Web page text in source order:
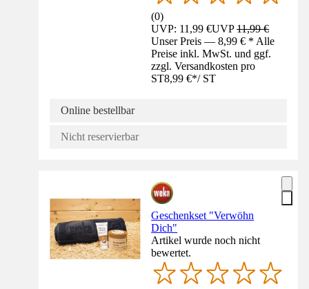
(0)
UVP: 11,99 €UVP11,99 €
Unser Preis — 8,99 € * Alle
Preise inkl. MwSt. und ggf.
zzgl. Versandkosten pro
ST8,99 €*/ ST
Online bestellbar
Nicht reservierbar
Geschenkset "Verwöhn
Dich"
Artikel wurde noch nicht
bewertet.